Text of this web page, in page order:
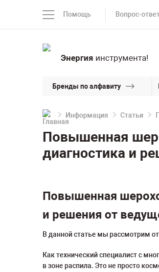
Помощь Вопрос-
Энергия инструмента!
Бренды по алфавиту
Информация Статьи
Повышенная
диагностика и
Повышенная
и решения от
В данной статье мы рассмотрим
Как технический специалист с
в зоне распила. Это не просто